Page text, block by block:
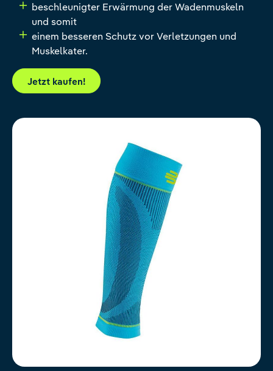
beschleunigter Erwärmung der Wadenmuskeln
und somit
einem besseren Schutz vor Verletzungen und
Muskelkater.
Jetzt kaufen!